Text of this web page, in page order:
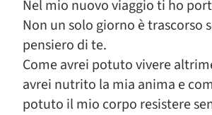
Nel mio nuovo viaggio ti ho
Non un solo giorno è trascorso
pensiero di te.
Come avrei potuto vivere
avrei nutrito la mia anima e
potuto il mio corpo resistere